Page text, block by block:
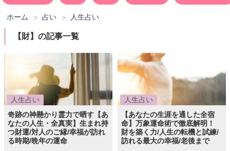
ホーム 占い 人生占い
【財】の記事一覧
人生占い
奇跡の神懸かり霊力で晒す【あ
なたの人生・全真実】生まれ持
つ財運/対人のご縁/幸福が訪れ
る時期/晩年の運命
人生占い
【あなたの生涯を通した全宿
命】万象運命術で徹底解明！
財を築く力/人生の転機と試練/
訪れる最大の幸福/老後まで